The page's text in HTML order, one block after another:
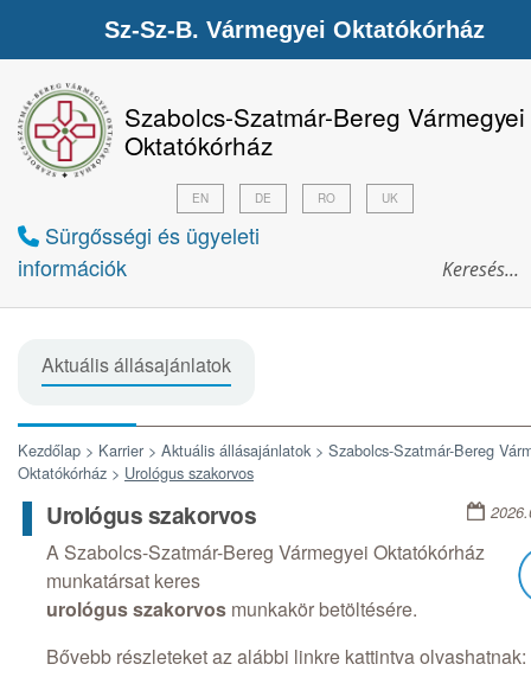
Szabolcs-Szatmár-Bereg Vármegyei
Oktatókórház
Sürgősségi és ügyeleti
információk
EN DE RO UK
Aktuális állásajánlatok
Kezdőlap > Karrier > Aktuális állásajánlatok > Szabolcs-Szatmár-Bereg
Oktatókórház > Urológus szakorvos
Urológus szakorvos
A Szabolcs-Szatmár-Bereg Vármegyei Oktatókórház
munkatársat keres
urológus szakorvos munkakör betöltésére.
Bővebb részleteket az alábbi linkre kattintva olvashatnak:
Sz-Sz-B. Vármegyei Oktatókórház